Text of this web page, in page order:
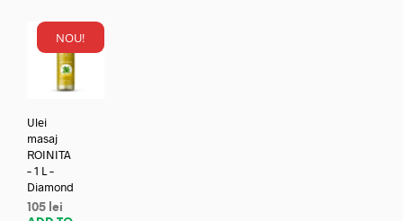
NOU!
Ulei
masaj
ROINITA
– 1 L –
Diamond
105 lei